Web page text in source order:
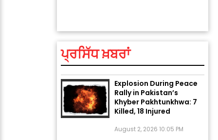
ਪ੍ਰਸਿੱਧ ਖ਼ਬਰਾਂ
ਗ੍ਰਹਿਆਂ ਦੀ...
August 5, 2026 6:23 AM
Explosion During Peace
Rally in Pakistan’s
Khyber Pakhtunkhwa: 7
Killed, 18 Injured